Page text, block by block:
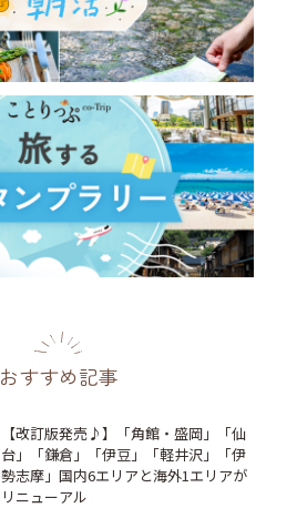
おすすめ記事
【改訂版発売♪】「角館・盛岡」「仙
台」「鎌倉」「伊豆」「軽井沢」「伊
勢志摩」国内6エリアと海外1エリアが
リニューアル